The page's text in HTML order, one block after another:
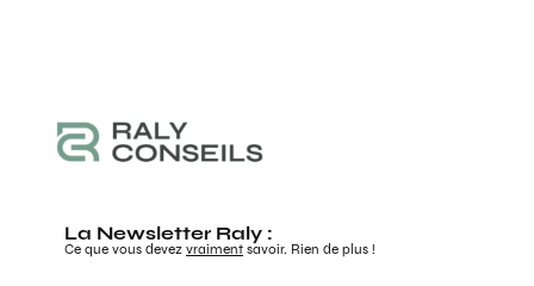
La Newsletter Raly :
Ce que vous devez vraiment savoir. Rien de plus !